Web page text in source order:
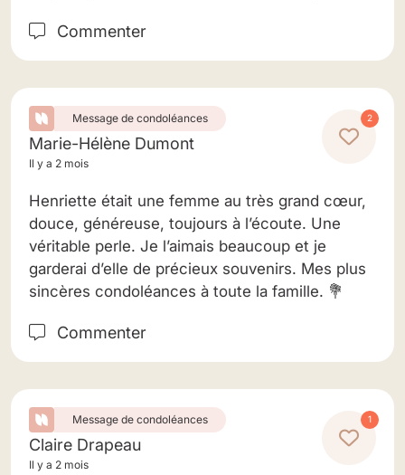
Commenter
Message de condoléances
Marie-Hélène Dumont
Il y a 2 mois
2
Henriette était une femme au très grand cœur,
douce, généreuse, toujours à l’écoute. Une
véritable perle. Je l’aimais beaucoup et je
garderai d’elle de précieux souvenirs. Mes plus
sincères condoléances à toute la famille. 💐
Commenter
Message de condoléances
Claire Drapeau
Il y a 2 mois
1